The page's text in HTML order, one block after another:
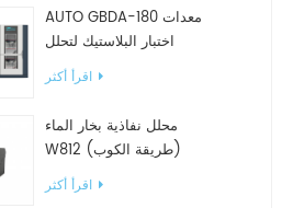
AUTO GBDA-180 معدات
اختبار البلاستيك لتحلل
السماد
اقرأ أكثر
محلل نفاذية بخار الماء
W812 (طريقة الكوب)
اقرأ أكثر